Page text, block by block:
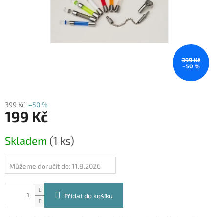
399 Kč
–50 %
399 Kč –50 %
199 Kč
cena:
Skladem (1 ks)
Můžeme doručit do: 11.8.2026
Přidat do košíku